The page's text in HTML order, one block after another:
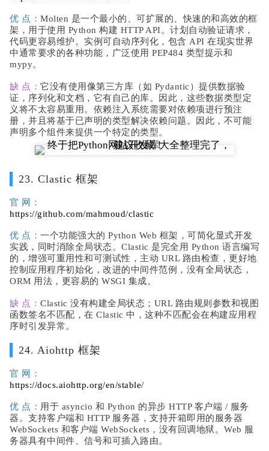
优 点： Molten 是一个最小的、可扩展的、快速的和高效的框
架，用于使用 Python 构建 HTTP API。计划自动验证请求，
代码更容易维护。实例可自动序列化，包含 API 在现实世界
中通常要求的各种功能，广泛使用 PEP484 类型提示和
mypy。
缺 点： 它没有使用像第三方库（如 Pydantic）提供数据验
证，序列化和文档，它有自己的库。因此，这些数据类型定
义将不太容易重用。依赖注入系统需要对依赖项进行预注
册，并且将基于已声明的类型解决依赖问题。因此，不可能
声明多个组件来提供一个特定的类型。
23. Clastic 框架
官 网：
https://github.com/mahmoud/clastic
优 点： 一个功能强大的 Python Web 框架，可简化显式开发
实践，同时消除全局状态。Clastic 是完全用 Python 语言编写
的，增强可重用性和可测试性，主动 URL 路由检查，更好地
控制应用程序初始化，改进的中间件范例，没有全局状态，
ORM 用法，更容易的 WSGI 集成。
缺 点： Clastic 没有构建全局状态；URL 路由规则参数和视图
函数签名不匹配，在 Clastic 中，这种不匹配会在构建应用程
序时引发异常。
24. Aiohttp 框架
官 网：
https://docs.aiohttp.org/en/stable/
优 点： 用于 asyncio 和 Python 的异步 HTTP 客户端 / 服务
器。支持客户端和 HTTP 服务器，支持开箱即用的服务器
WebSockets 和客户端 WebSockets，没有回调地狱。Web 服
务器具有中间件、信号和可插入路由。